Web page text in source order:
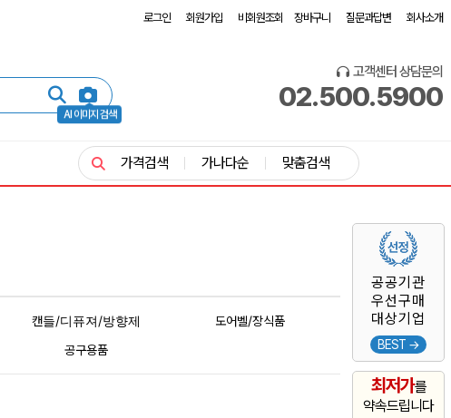
로그인 회원가입 비회원조회 장바구니 질문과답변 회사소개
AI 이미지 검색
고객센터 상담문의
02.500.5900
공공기관
우선구매
대상기업
BEST →
최저가를
약속드립니다
가격검색 가나다순 맞춤검색
캔들/디퓨져/방향제
도어벨/장식품
공구용품